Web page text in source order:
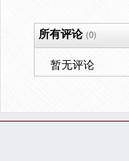
所有评论(0)
暂无评论